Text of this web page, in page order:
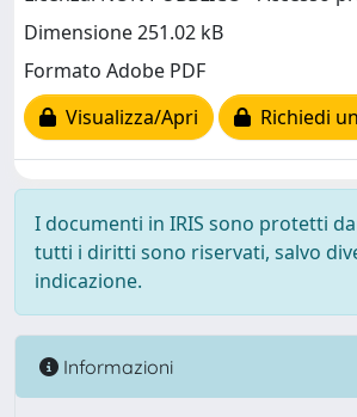
Dimensione 251.02 kB
Formato Adobe PDF
Visualizza/Apri
Richiedi
I documenti in IRIS sono protetti
tutti i diritti sono riservati, salvo
indicazione.
Informazioni